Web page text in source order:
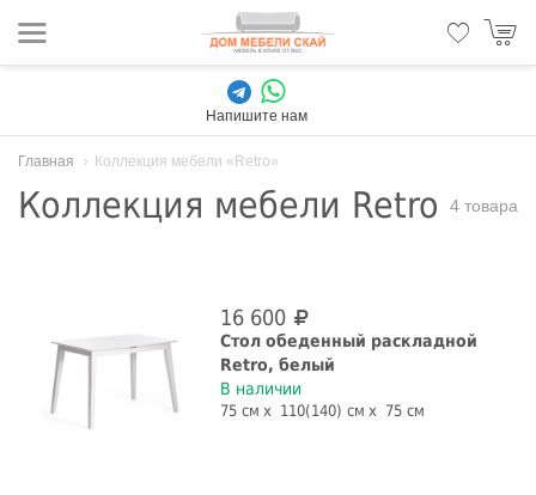
Напишите нам
Главная Коллекция мебели «Retro»
Коллекция мебели Retro 4 товара
16 600
Стол обеденный раскладной
Retro, белый
В наличии
75 см 110(140) см 75 см